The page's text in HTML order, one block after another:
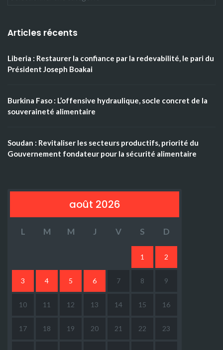
Articles récents
Liberia : Restaurer la confiance par la redevabilité, le pari du
Président Joseph Boakai
Burkina Faso : L’offensive hydraulique, socle concret de la
souveraineté alimentaire
Soudan : Revitaliser les secteurs productifs, priorité du
Gouvernement fondateur pour la sécurité alimentaire
août 2026
L M M J V S D
1 2
3 4 5 6 7 8 9
10 11 12 13 14 15 16
17 18 19 20 21 22 23